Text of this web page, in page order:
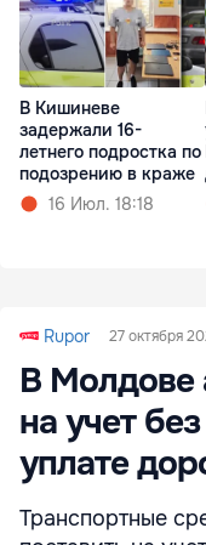
В Кишиневе
задержали 16-
летнего подростка по
подозрению в краже
16 Июл. 18:18
Rupor 27 октября
В Молдове
на учет
уплате
Транспортные